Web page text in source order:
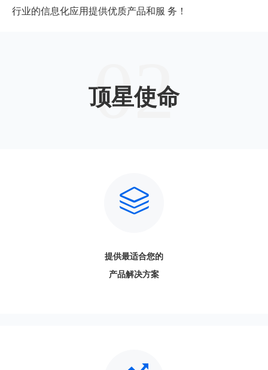
行业的信息化应用提供优质产品和服 务！
02
顶星使命
提供最适合您的
产品解决方案